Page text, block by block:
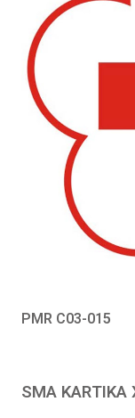
PMR C03-015
SMA KARTIKA